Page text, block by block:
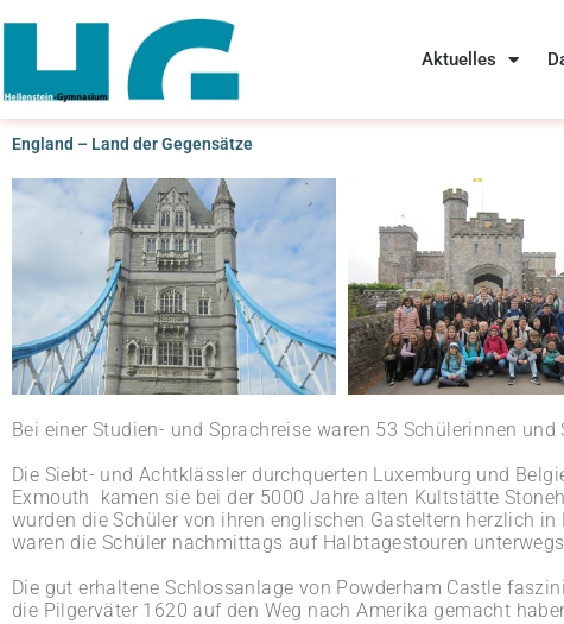
Zum
Inhalt
springen
Aktuelles
England – Land der Gegensätze
Bei einer Studien- und Sprachreise waren 53 Schülerinnen
Die Siebt- und Achtklässler durchquerten Luxemburg und
Exmouth kamen sie bei der 5000 Jahre alten Kultstätte
wurden die Schüler von ihren englischen Gasteltern herzlich
waren die Schüler nachmittags auf Halbtagestouren
Die gut erhaltene Schlossanlage von Powderham Castle
die Pilgerväter 1620 auf den Weg nach Amerika gemacht